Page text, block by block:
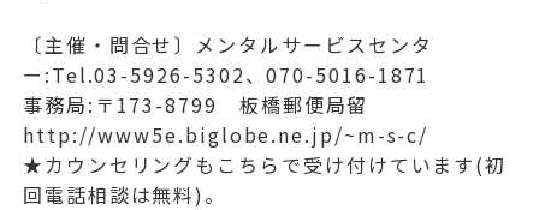
〔主催・問合せ〕メンタルサービスセンタ
ー:Tel.03-5926-5302、070-5016-1871
事務局:〒173-8799 板橋郵便局留
http://www5e.biglobe.ne.jp/~m-s-c/
★カウンセリングもこちらで受け付けています(初
回電話相談は無料)。